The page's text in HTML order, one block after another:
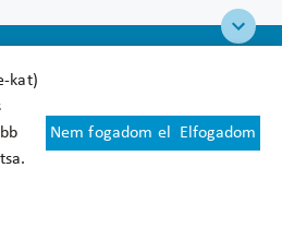
kat)
Nem fogadom el Elfogadom
feltételek